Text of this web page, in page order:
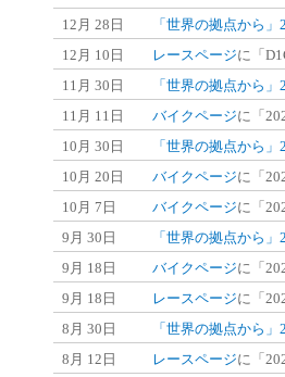
12月 28日
「世界の拠点から
12月 10日
レースページに「
11月 30日
「世界の拠点から
11月 11日
バイクページに「
10月 30日
「世界の拠点から
10月 20日
バイクページに「
10月 7日
バイクページに「
9月 30日
「世界の拠点から
9月 18日
バイクページに「
9月 18日
レースページに「
8月 30日
「世界の拠点から
8月 12日
レースページに「